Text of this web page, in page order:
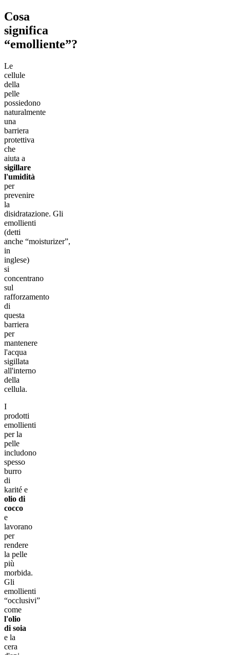
Cosa
significa
“emolliente”?
Le
cellule
della
pelle
possiedono
naturalmente
una
barriera
protettiva
che
aiuta a
sigillare
l'umidità
per
prevenire
la
disidratazione. Gli
emollienti
(detti
anche “moisturizer”,
in
inglese)
si
concentrano
sul
rafforzamento
di
questa
barriera
per
mantenere
l'acqua
sigillata
all'interno
della
cellula.
I
prodotti
emollienti
per la
pelle
includono
spesso
burro
di
karité e
olio di
cocco
e
lavorano
per
rendere
la pelle
più
morbida.
Gli
emollienti
“occlusivi”
come
l'olio
di soia
e la
cera